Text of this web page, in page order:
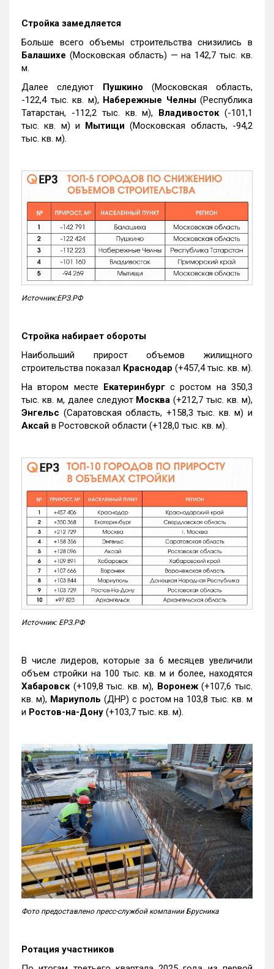
Стройка замедляется
Больше всего объемы строительства снизились в
Балашихе (Московская область) — на 142,7 тыс. кв.
м.
Далее следуют Пушкино (Московская область,
-122,4 тыс. кв. м), Набережные Челны(Республика
Татарстан, -112,2 тыс. кв. м), Владивосток(-101,1
тыс. кв. м) и Мытищи (Московская область, -94,2
тыс. кв. м).
Источник:ЕРЗ.РФ
Стройка набирает обороты
Наибольший прирост объемов жилищного
строительства показал Краснодар (+457,4 тыс. кв. м).
На втором месте Екатеринбургс ростом на 350,3
тыс. кв. м, далее следуют Москва (+212,7 тыс. кв. м),
Энгельс (Саратовская область, +158,3 тыс. кв. м) и
Аксай в Ростовской области (+128,0 тыс. кв. м).
Источник: ЕРЗ.РФ
В числе лидеров, которые за 6 месяцев увеличили
объем стройки на 100 тыс. кв. м и более, находятся
Хабаровск (+109,8 тыс. кв. м), Воронеж(+107,6 тыс.
кв. м), Мариуполь (ДНР) с ростом на 103,8 тыс. кв. м
и Ростов-на-Дону (+103,7 тыс. кв. м).
Фото предоставлено пресс-службой компании Брусника
Ротация участников